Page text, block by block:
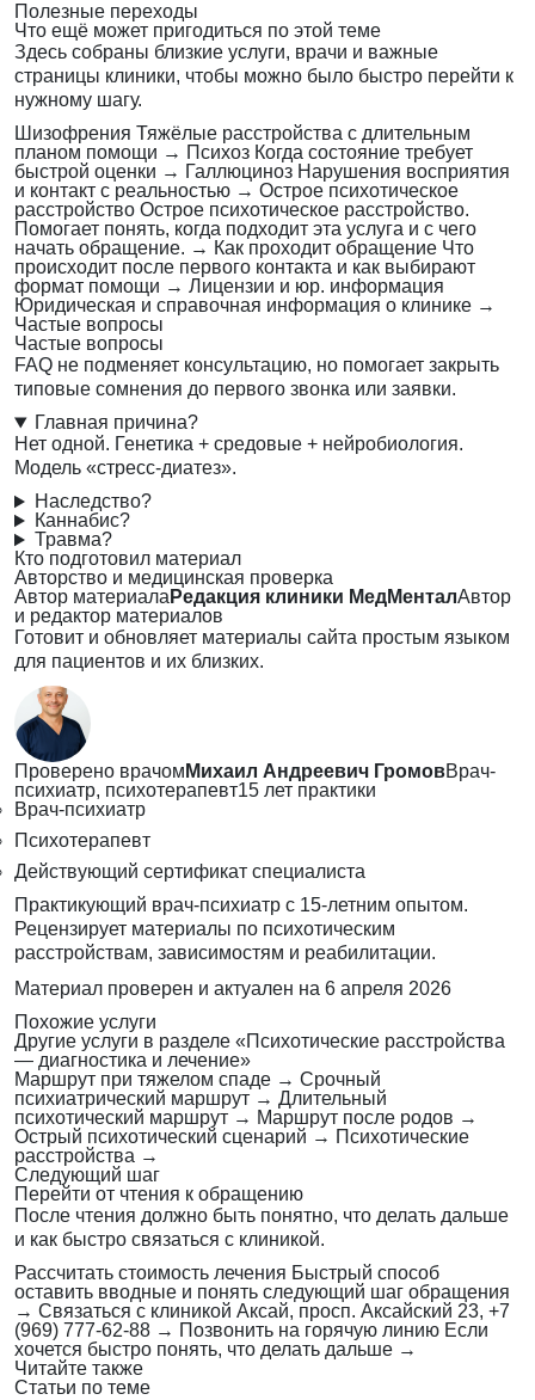
Полезные переходы
Что ещё может пригодиться по этой теме
Здесь собраны близкие услуги, врачи и важные
страницы клиники, чтобы можно было быстро перейти к
нужному шагу.
Шизофрения Тяжёлые расстройства с длительным
планом помощи → Психоз Когда состояние требует
быстрой оценки → Галлюциноз Нарушения восприятия
и контакт с реальностью → Острое психотическое
расстройство Острое психотическое расстройство.
Помогает понять, когда подходит эта услуга и с чего
начать обращение. → Как проходит обращение Что
происходит после первого контакта и как выбирают
формат помощи → Лицензии и юр. информация
Юридическая и справочная информация о клинике →
Частые вопросы
Частые вопросы
FAQ не подменяет консультацию, но помогает закрыть
типовые сомнения до первого звонка или заявки.
Главная причина?
Нет одной. Генетика + средовые + нейробиология.
Модель «стресс-диатез».
Наследство?
Каннабис?
Травма?
Кто подготовил материал
Авторство и медицинская проверка
Автор материала Редакция клиники МедМенталАвтор
и редактор материалов
Готовит и обновляет материалы сайта простым языком
для пациентов и их близких.
Проверено врачом Михаил Андреевич ГромовВрач-
психиатр, психотерапевт15 лет практики
Врач-психиатр
Психотерапевт
Действующий сертификат специалиста
Практикующий врач-психиатр с 15-летним опытом.
Рецензирует материалы по психотическим
расстройствам, зависимостям и реабилитации.
Материал проверен и актуален на 6 апреля 2026
Похожие услуги
Другие услуги в разделе «Психотические расстройства
— диагностика и лечение»
Маршрут при тяжелом спаде → Срочный
психиатрический маршрут → Длительный
психотический маршрут → Маршрут после родов →
Острый психотический сценарий → Психотические
расстройства →
Следующий шаг
Перейти от чтения к обращению
После чтения должно быть понятно, что делать дальше
и как быстро связаться с клиникой.
Рассчитать стоимость лечения Быстрый способ
оставить вводные и понять следующий шаг обращения
→ Связаться с клиникой Аксай, просп. Аксайский 23, +7
(969) 777-62-88 → Позвонить на горячую линию Если
хочется быстро понять, что делать дальше →
Читайте также
Статьи по теме